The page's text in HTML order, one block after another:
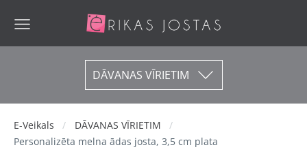
DĀVANAS VĪRIETIM
E-Veikals
DĀVANAS VĪRIETIM
Personalizēta melna ādas josta, 3,5 cm plata